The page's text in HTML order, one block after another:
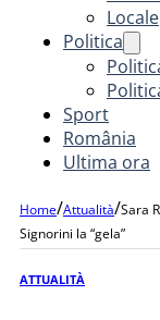
Locale
Politica
Sport
România
Ultima ora
Home/Attualità/Sara
Signorini la “gela”
ATTUALITÀ